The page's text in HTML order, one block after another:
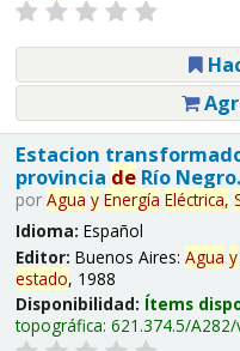
Estacion
provincia deRío Negro.
por Agua y Energía Eléctrica,
Idioma: Español
Editor: Buenos Aires: Agua y
estado, 1988
Disponibilidad: Ítems
topográfica: 621.374.5/A282/